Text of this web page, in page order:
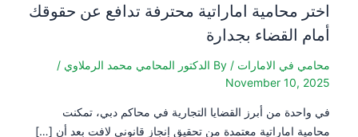
اختر محامية اماراتية محترفة تدافع عن حقوقك
أمام القضاء بجدارة
محامي في الامارات / By الدكتور المحامي محمد الرملاوي /
November 10, 2025
في واحدة من أبرز القضايا التجارية في محاكم دبي، تمكنت
محامية اماراتية معتمدة من تحقيق إنجاز قانوني لافت بعد أن […]